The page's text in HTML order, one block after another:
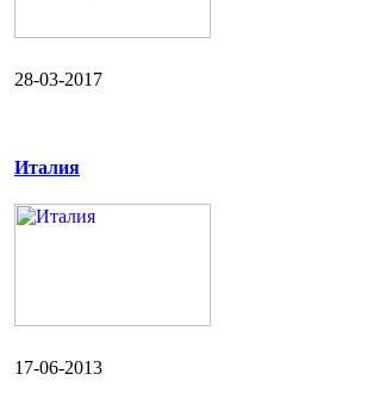
28-03-2017
Италия
17-06-2013